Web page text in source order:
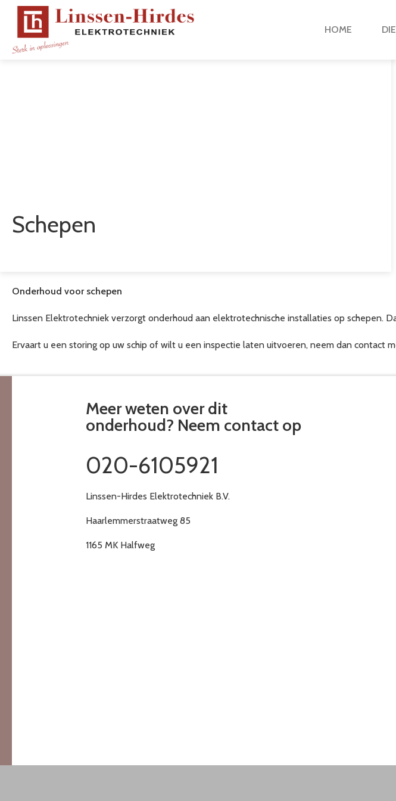
HOME
Schepen
Onderhoud voor schepen
Linssen Elektrotechniek verzorgt onderhoud aan elektrotechnische installaties op schepen.
Ervaart u een storing op uw schip of wilt u een inspectie laten uitvoeren, neem dan contact
Meer weten over dit
onderhoud? Neem contact op
020-6105921
Linssen-Hirdes Elektrotechniek B.V.
Haarlemmerstraatweg 85
1165 MK Halfweg